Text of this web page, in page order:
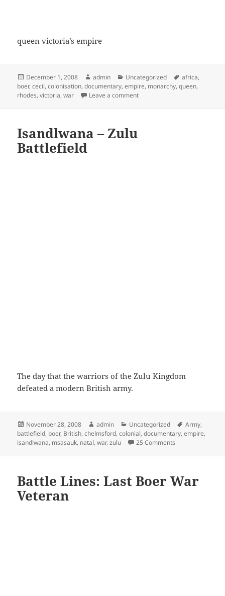
queen victoria’s empire
Posted
on
December 1, 2008 Author
admin Categories
Uncategorized Tags
africa,
boer,cecil,colonisation,documentary,empire, monarchy,queen,
rhodes,victoria,war Leave a commenton (3/6) Queen Victoria (The
Isandlwana – Zulu
Battlefield
The day that the warriors of the Zulu Kingdom
defeated a modern British army.
Posted
on
November 28, 2008 Author
admin Categories
Uncategorized Tags
Army,
battlefield, boer, British,chelmsford,colonial,documentary,empire,
isandlwana, msasauk, natal,war,zulu 25 Comments
Battle Lines: Last Boer War
Veteran